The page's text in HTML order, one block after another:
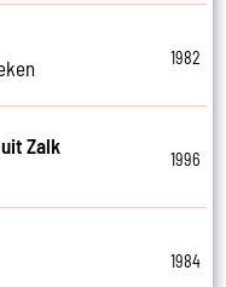
1982
uit Zalk
1996
1984